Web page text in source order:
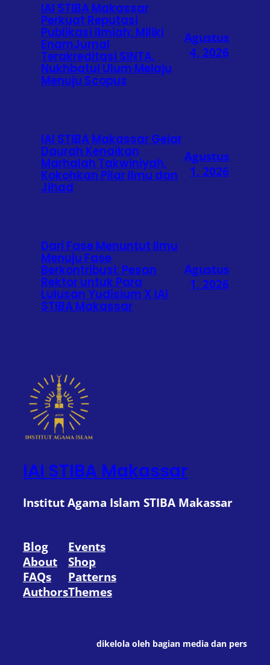
IAI STIBA Makassar
Perkuat Reputasi
Publikasi Ilmiah: Miliki
EnamJurnal
Terakreditasi SINTA,
Nukhbatul Ulum Melaju
Menuju Scopus
Agustus
4, 2026
IAI STIBA Makassar Gelar
Daurah Kenaikan
Marhalah Takwiniyah,
Kokohkan Pilar Ilmu dan
Jihad
Agustus
1, 2026
Dari Fase Menuntut Ilmu
Menuju Fase
Berkontribusi: Pesan
Rektor untuk Para
Lulusan Yudisium X IAI
STIBA Makassar
Agustus
1, 2026
IAI STIBA Makassar
Institut Agama Islam STIBA Makassar
Blog
About
FAQs
Authors
Events
Shop
Patterns
Themes
dikelola oleh bagian media dan pers